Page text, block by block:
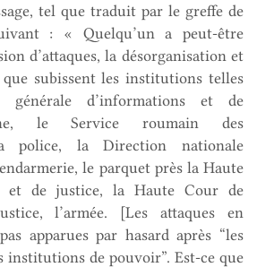
tel que traduit par le greffe de
: « Quelqu’un a peut-être
d’attaques, la désorganisation et
subissent les institutions telles
d’informations et de
le Service roumain des
police, la Direction nationale
le parquet près la Haute
et de justice, la Haute Cour de
l’armée. [Les attaques en
apparues par hasard après “les
institutions de pouvoir”. Est-ce que